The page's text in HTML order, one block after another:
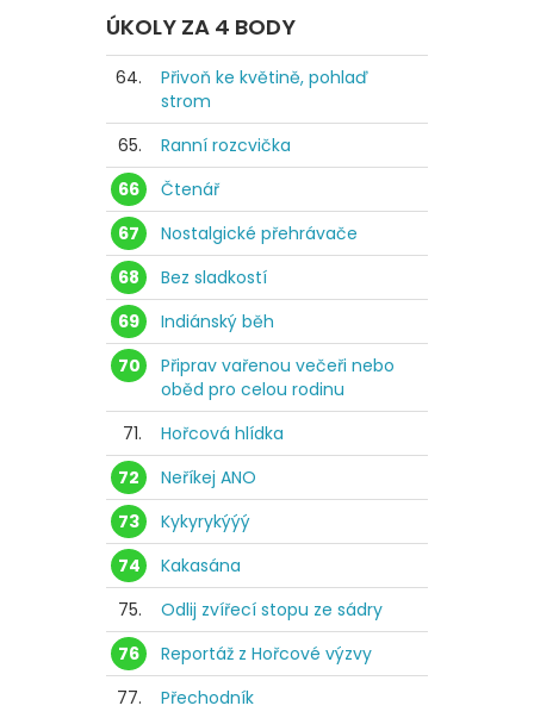
ÚKOLY ZA 4 BODY
64.
Přivoň ke květině, pohlaď
strom
65.
Ranní rozcvička
66
Čtenář
67
Nostalgické přehrávače
68
Bez sladkostí
69
Indiánský běh
70
Připrav vařenou večeři nebo
oběd pro celou rodinu
71.
Hořcová hlídka
72
Neříkej ANO
73
Kykyrykýýý
74
Kakasána
75.
Odlij zvířecí stopu ze sádry
76
Reportáž z Hořcové výzvy
77.
Přechodník